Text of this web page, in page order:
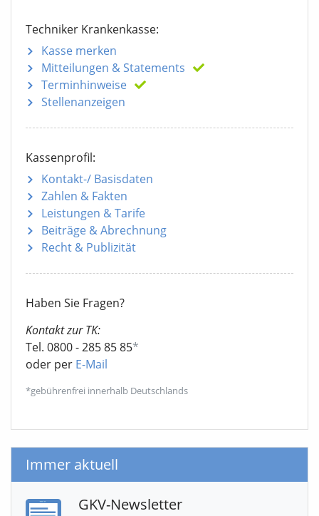
Techniker Krankenkasse:
Kasse merken
Mitteilungen & Statements
Terminhinweise
Stellenanzeigen
Kassenprofil:
Kontakt-/ Basisdaten
Zahlen & Fakten
Leistungen & Tarife
Beiträge & Abrechnung
Recht & Publizität
Haben Sie Fragen?
Kontakt zur TK:
Tel. 0800 - 285 85 85*
oder per E-Mail
*gebührenfrei innerhalb Deutschlands
Immer aktuell
GKV-Newsletter